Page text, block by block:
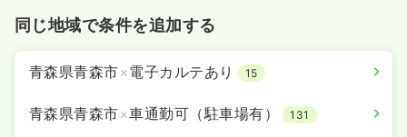
同じ地域で条件を追加する
青森県青森市×電子カルテあり 15
青森県青森市×車通勤可（駐車場有） 131